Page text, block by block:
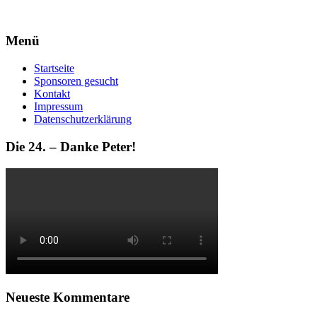
Menü
Startseite
Sponsoren gesucht
Kontakt
Impressum
Datenschutzerklärung
Die 24. – Danke Peter!
Neueste Kommentare